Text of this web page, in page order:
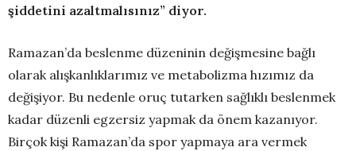
şiddetini azaltmalısınız” diyor.
Ramazan’da beslenme düzeninin değişmesine bağlı
olarak alışkanlıklarımız ve metabolizma hızımız da
değişiyor. Bu nedenle oruç tutarken sağlıklı beslenmek
kadar düzenli egzersiz yapmak da önem kazanıyor.
Birçok kişi Ramazan’da spor yapmaya ara vermek